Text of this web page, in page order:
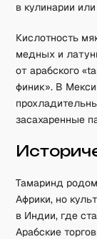
в кулинарии
Кислотность
медных и
от арабского
финик». В
засахаренные
Тамаринд
Африки, но
в Индии, где
Арабские